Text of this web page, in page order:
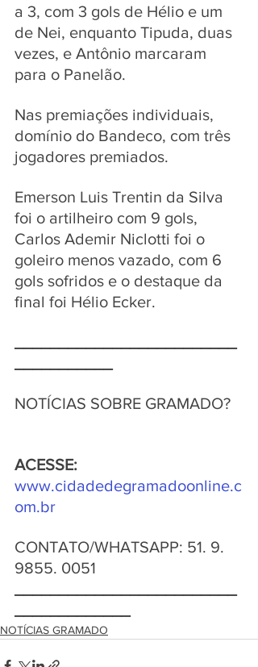
a 3, com 3 gols de Hélio e um
de Nei, enquanto Tipuda, duas
vezes, e Antônio marcaram
para o Panelão.
Nas premiações individuais,
domínio do Bandeco, com três
jogadores premiados.
Emerson Luis Trentin da Silva
foi o artilheiro com 9 gols,
Carlos Ademir Niclotti foi o
goleiro menos vazado, com 6
gols sofridos e o destaque da
final foi Hélio Ecker.
NOTÍCIAS SOBRE GRAMADO?
ACESSE:
www.cidadedegramadoonline.c
om.br
CONTATO/WHATSAPP: 51. 9.
9855. 0051
NOTÍCIAS GRAMADO